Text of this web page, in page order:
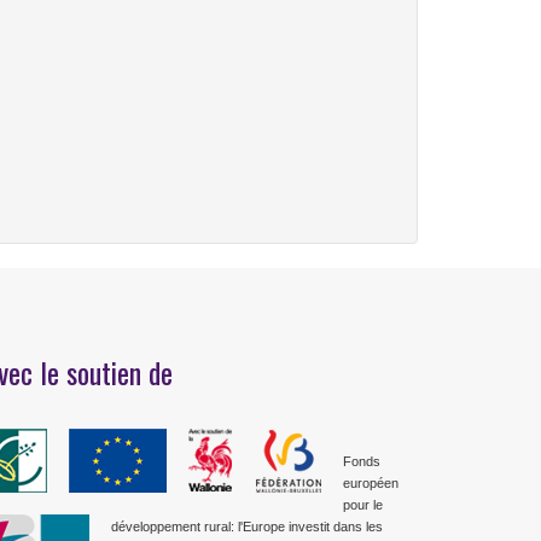
le soutien de
Fonds
européen
pour le
développement rural: l'Europe investit dans les